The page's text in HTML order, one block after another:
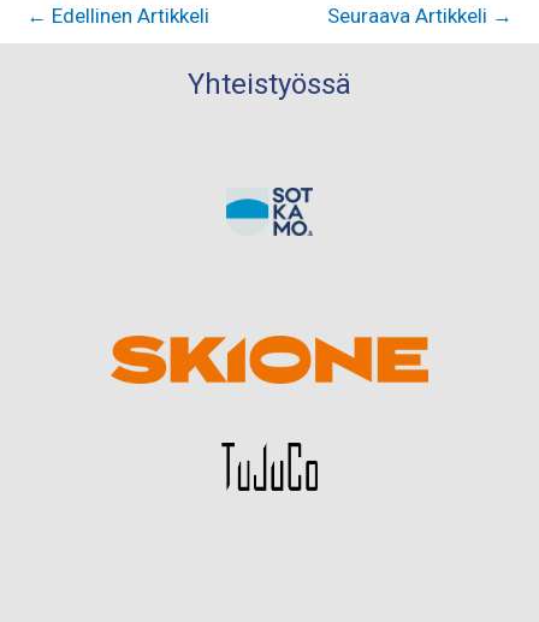
← Edellinen Artikkeli Seuraava Artikkeli →
Yhteistyössä